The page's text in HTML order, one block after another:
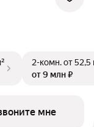
2-комн.от 52,5
от 9 млн ₽
мне